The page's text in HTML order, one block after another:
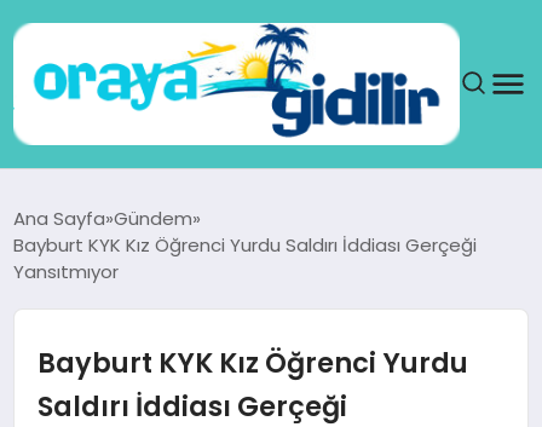
SAĞLIK
SEYAHAT
Ana Sayfa Gündem
Bayburt KYK Kız Öğrenci Yurdu Saldırı İddiası Gerçeği
Yansıtmıyor
Bayburt KYK Kız Öğrenci Yurdu
Saldırı İddiası Gerçeği